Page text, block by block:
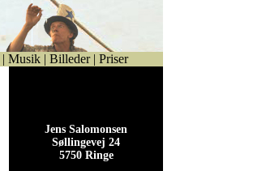
| Musik | Billeder | Priser
Jens Salomonsen
Søllingevej 24
5750 Ringe